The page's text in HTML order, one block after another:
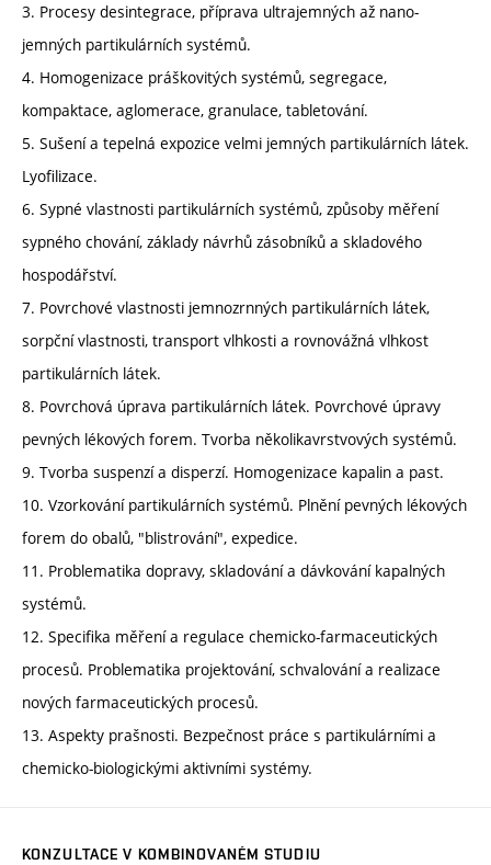
3. Procesy desintegrace, příprava ultrajemných až nano-
jemných partikulárních systémů.
4. Homogenizace práškovitých systémů, segregace,
kompaktace, aglomerace, granulace, tabletování.
5. Sušení a tepelná expozice velmi jemných partikulárních látek.
Lyofilizace.
6. Sypné vlastnosti partikulárních systémů, způsoby měření
sypného chování, základy návrhů zásobníků a skladového
hospodářství.
7. Povrchové vlastnosti jemnozrnných partikulárních látek,
sorpční vlastnosti, transport vlhkosti a rovnovážná vlhkost
partikulárních látek.
8. Povrchová úprava partikulárních látek. Povrchové úpravy
pevných lékových forem. Tvorba několikavrstvových systémů.
9. Tvorba suspenzí a disperzí. Homogenizace kapalin a past.
10. Vzorkování partikulárních systémů. Plnění pevných lékových
forem do obalů, "blistrování", expedice.
11. Problematika dopravy, skladování a dávkování kapalných
systémů.
12. Specifika měření a regulace chemicko-farmaceutických
procesů. Problematika projektování, schvalování a realizace
nových farmaceutických procesů.
13. Aspekty prašnosti. Bezpečnost práce s partikulárními a
chemicko-biologickými aktivními systémy.
KONZULTACE V KOMBINOVANÉM STUDIU